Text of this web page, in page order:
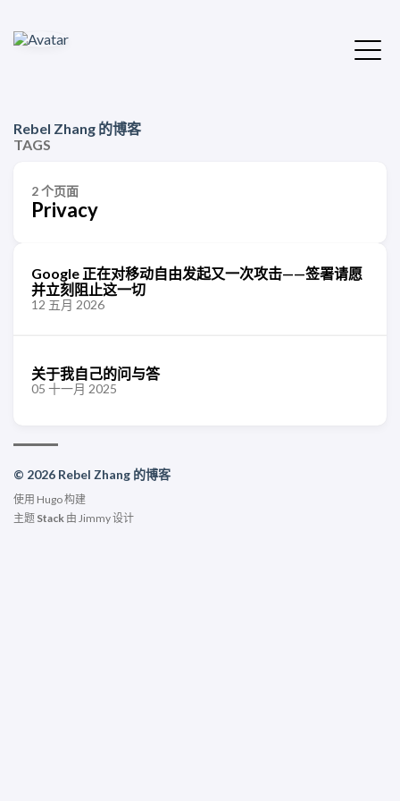
Rebel Zhang 的博客
TAGS
2 个页面
Privacy
Google 正在对移动自由发起又一次攻击——签署请愿
并立刻阻止这一切
12 五月 2026
关于我自己的问与答
05 十一月 2025
© 2026 Rebel Zhang 的博客
使用 Hugo构建
主题 Stack 由 Jimmy设计